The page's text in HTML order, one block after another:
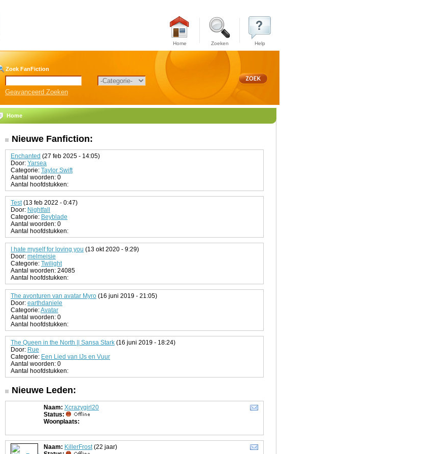
Home Zoeken Help
Zoek FanFiction
Geavanceerd Zoeken
Home
Nieuwe Fanfiction:
Enchanted (27 feb 2025 - 14:05)
Door: Yarsea
Categorie: Taylor Swift
Aantal woorden: 0
Aantal hoofdstukken:
Test(13 feb 2022 - 0:47)
Door: Nightfall
Categorie: Beyblade
Aantal woorden: 0
Aantal hoofdstukken:
I hate myself for loving you (13 okt 2020 - 9:29)
Door: melmeisie
Categorie: Twilight
Aantal woorden: 24085
Aantal hoofdstukken:
The avonturen van avatar Myro (16 juni 2019 - 21:05)
Door: earthdaniele
Categorie:Avatar
Aantal woorden: 0
Aantal hoofdstukken:
The Queen in the North || Sansa Stark (16 juni 2019 - 18:24)
Door: Rue
Categorie: Een Lied van IJs en Vuur
Aantal woorden: 0
Aantal hoofdstukken:
Nieuwe Leden:
Naam: Xcrazygirl20
Status:
Woonplaats:
Naam: KillerFrost(22 jaar)